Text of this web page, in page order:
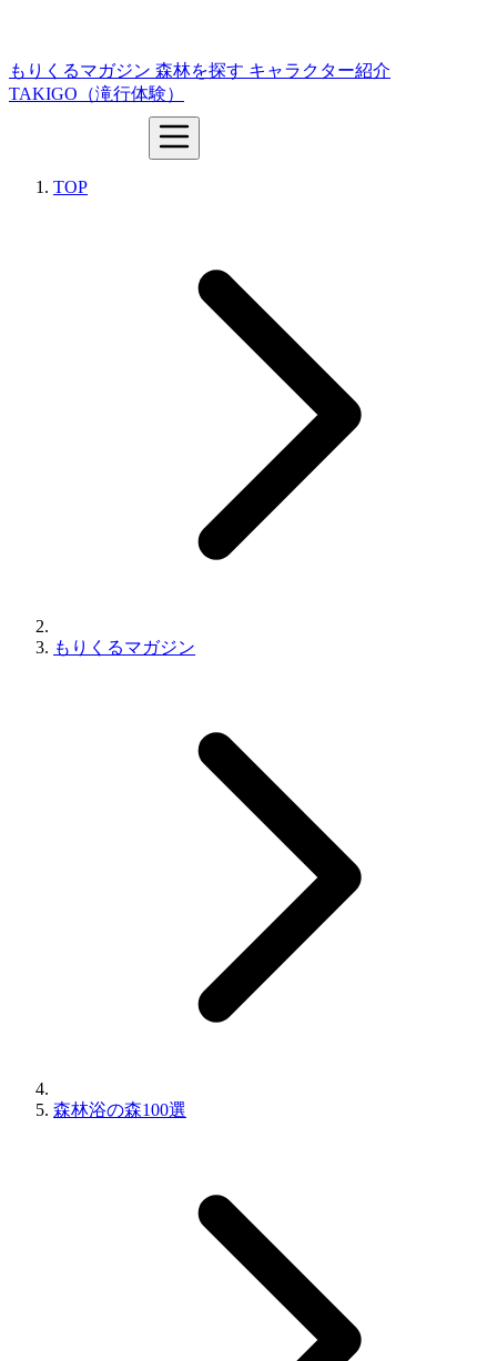
もりくるマガジン 森林を探す キャラクター紹介
TAKIGO（滝行体験）
TOP
もりくるマガジン
森林浴の森100選